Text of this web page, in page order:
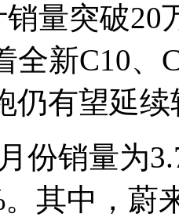
量突破20
全新C10、
仍有望延
份销量为
。其中，蔚